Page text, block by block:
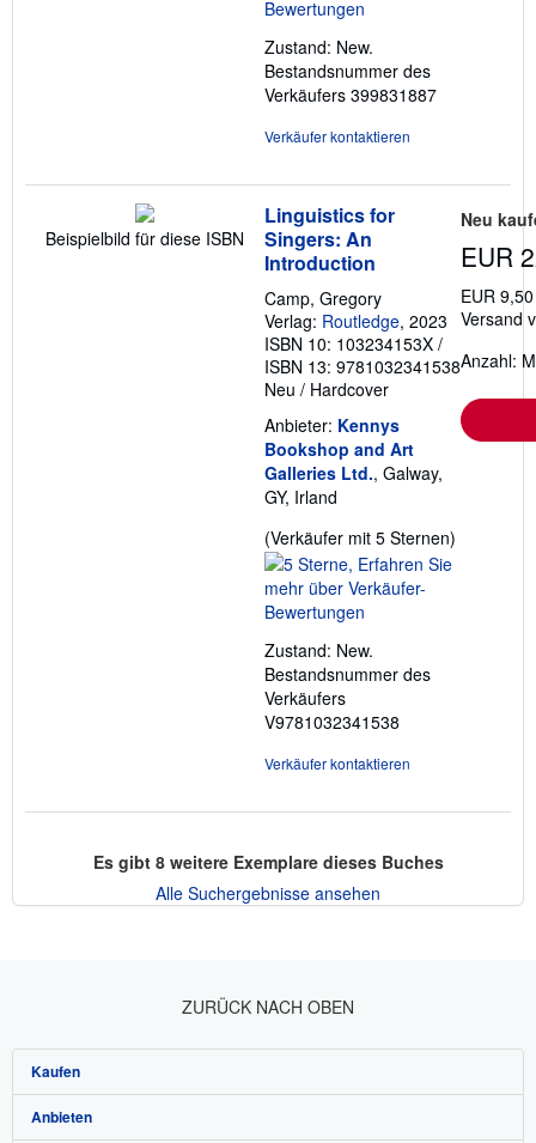
Zustand: New.
Bestandsnummer des
Verkäufers 399831887
Verkäufer kontaktieren
Beispielbild für diese ISBN
Linguistics for
Singers: An
Introduction
Camp, Gregory
Verlag: Routledge, 2023
ISBN 10: 103234153X /
ISBN 13: 9781032341538
Neu / Hardcover
Anbieter: Kennys
Bookshop and Art
Galleries Ltd., Galway,
GY, Irland
(Verkäufer mit 5 Sternen)
Zustand: New.
Bestandsnummer des
Verkäufers
V9781032341538
Verkäufer kontaktieren
Neu
EUR
EUR
Versand
Anzahl:
Es gibt 8weitere Exemplare dieses Buches
Alle Suchergebnisse ansehen
ZURÜCK NACH OBEN
Kaufen
Detailsuche
Anbieten